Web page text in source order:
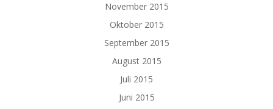
November 2015
Oktober 2015
September 2015
August 2015
Juli 2015
Juni 2015